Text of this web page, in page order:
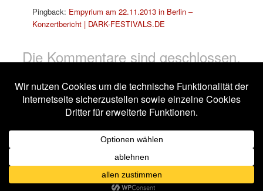
Pingback: Empyrium am 22.11.2013 in Berlin –
Konzertbericht | DARK-FESTIVALS.DE
Die Kommentare sind geschlossen.
Impressum
Stolz präsentiert von WordPress